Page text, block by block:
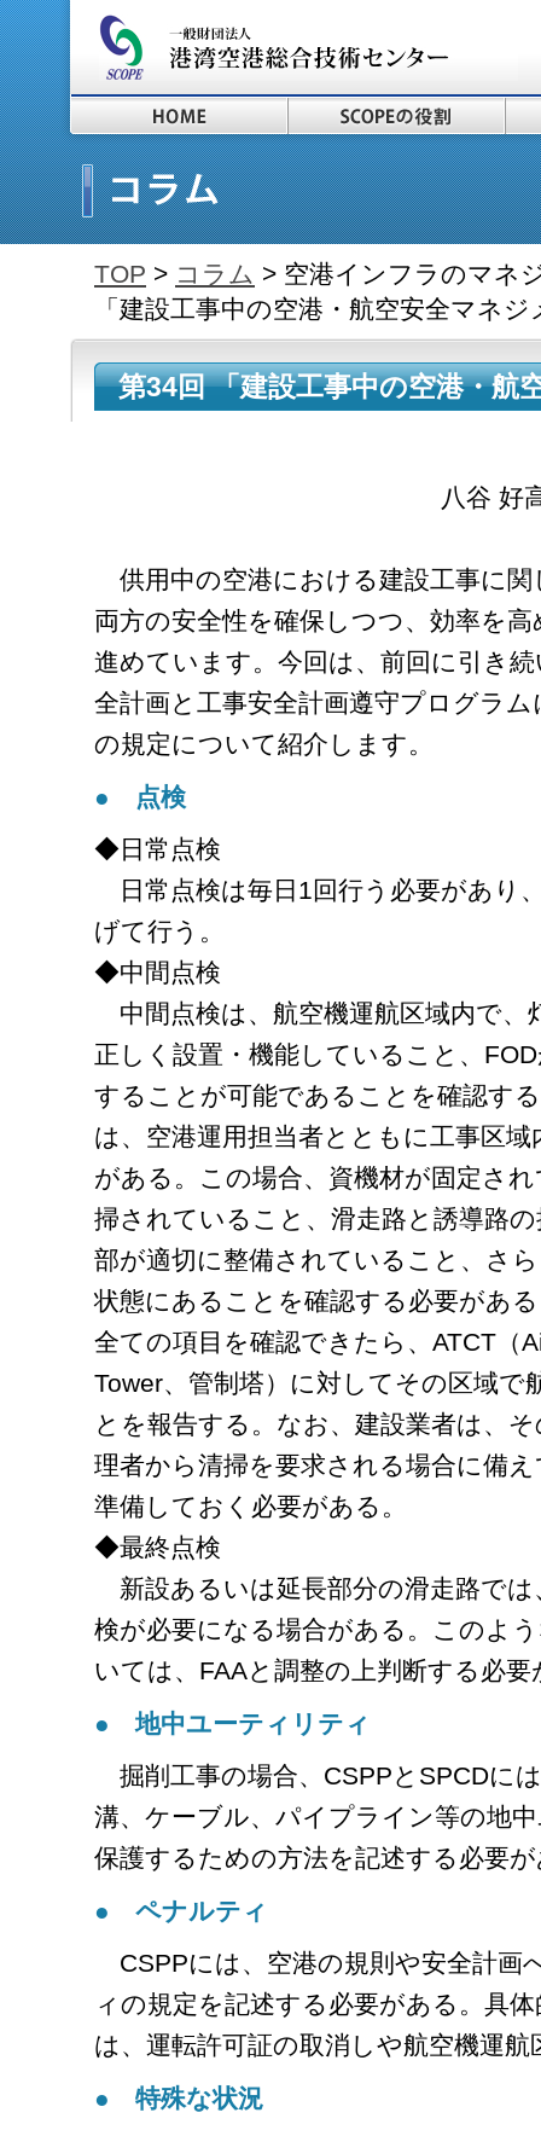
TOP > コラム > 空港インフラのマネ
「建設工事中の空港・航空安全マネ
第34回 「建設工事中の空港・航
八谷 好
供用中の空港における建設工事に関
両方の安全性を確保しつつ、効率を
進めています。今回は、前回に引き
全計画と工事安全計画遵守プログラ
の規定について紹介します。
● 点検
◆日常点検
日常点検は毎日1回行う必要があり
げて行う。
◆中間点検
中間点検は、航空機運航区域内で、
正しく設置・機能していること、
することが可能であることを確認す
は、空港運用担当者とともに工事区
がある。この場合、資機材が固定さ
掃されていること、滑走路と誘導路
部が適切に整備されていること、さ
状態にあることを確認する必要があ
全ての項目を確認できたら、ATCT（
Tower、管制塔）に対してその区域で
とを報告する。なお、建設業者は、
理者から清掃を要求される場合に備
準備しておく必要がある。
◆最終点検
新設あるいは延長部分の滑走路では
検が必要になる場合がある。このよ
いては、FAAと調整の上判断する必要
● 地中ユーティリティ
掘削工事の場合、CSPPとSPCDに
溝、ケーブル、パイプライン等の地
保護するための方法を記述する必要
● ペナルティ
CSPPには、空港の規則や安全計画
ィの規定を記述する必要がある。具
は、運転許可証の取消しや航空機運
● 特殊な状況